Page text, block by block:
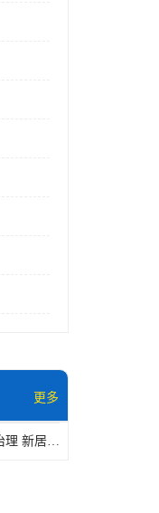
更多
江门市除甲醛 空气治理 新居除异味 除苯 装修后异味清除